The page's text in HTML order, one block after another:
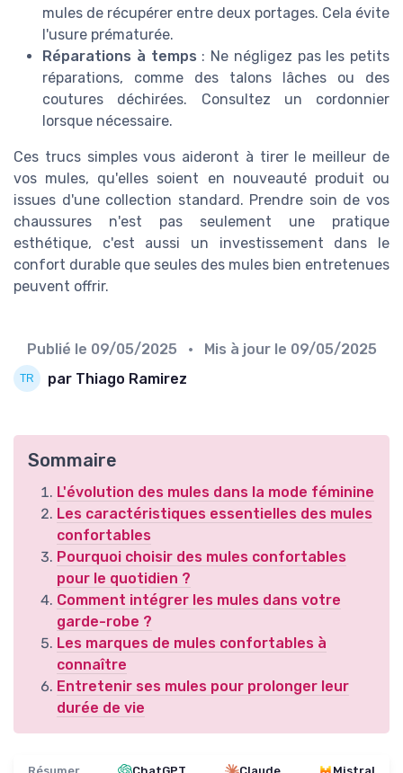
mules de récupérer entre deux portages. Cela évite
l'usure prématurée.
Réparations à temps : Ne négligez pas les petits
réparations, comme des talons lâches ou des
coutures déchirées. Consultez un cordonnier
lorsque nécessaire.
Ces trucs simples vous aideront à tirer le meilleur de
vos mules, qu'elles soient en nouveauté produit ou
issues d'une collection standard. Prendre soin de vos
chaussures n'est pas seulement une pratique
esthétique, c'est aussi un investissement dans le
confort durable que seules des mules bien entretenues
peuvent offrir.
Publié le 09/05/2025 • Mis à jour le 09/05/2025
par Thiago Ramirez
Sommaire
L'évolution des mules dans la mode féminine
Les caractéristiques essentielles des mules
confortables
Pourquoi choisir des mules confortables
pour le quotidien ?
Comment intégrer les mules dans votre
garde-robe ?
Les marques de mules confortables à
connaître
Entretenir ses mules pour prolonger leur
durée de vie